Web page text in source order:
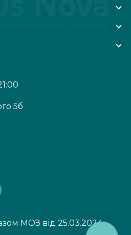
5б
МОЗ від 25.03.2024